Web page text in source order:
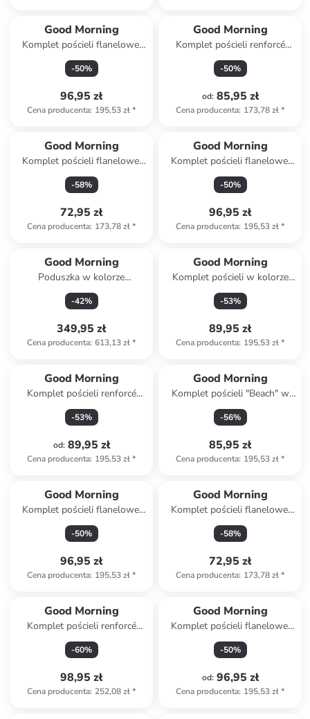
Good Morning
Komplet pościeli flanelowej
"Ted" w kolorze biało-
zielonym
-50%
96,95 zł
Cena producenta: 195,53 zł*
Good Morning
Komplet pościeli renforcé
"Antibes" w kolorze biało-
błękitnym
-50%
od: 85,95 zł
Cena producenta: 173,78 zł*
Good Morning
Komplet pościeli flanelowej
"Kiran" w kolorze
jasnoróżowo-jasnobrązowym
-58%
72,95 zł
Cena producenta: 173,78 zł*
Good Morning
Komplet pościeli flanelowej
"Idun" w kolorze biało-
jasnoszarym
-50%
96,95 zł
Cena producenta: 195,53 zł*
Good Morning
Poduszka w kolorze
kremowym
-42%
349,95 zł
Cena producenta: 613,13 zł*
Good Morning
Komplet pościeli w kolorze
biało-czarnym
-53%
89,95 zł
Cena producenta: 195,53 zł*
Good Morning
Komplet pościeli renforcé
"Coco" w kolorze biało-
jasnobrązowo-kremowym
-53%
od: 89,95 zł
Cena producenta: 195,53 zł*
Good Morning
Komplet pościeli "Beach" w
kolorze błękitno-beżowym
-56%
85,95 zł
Cena producenta: 195,53 zł*
Good Morning
Komplet pościeli flanelowej
"Toss" w kolorze biało-
błękitnym
-50%
96,95 zł
Cena producenta: 195,53 zł*
Good Morning
Komplet pościeli flanelowej
"Barro" w kolorze beżowym
-58%
72,95 zł
Cena producenta: 173,78 zł*
Good Morning
Komplet pościeli renforcé
"Vesper" w kolorze kremowo-
szarym
-60%
98,95 zł
Cena producenta: 252,08 zł*
Good Morning
Komplet pościeli flanelowej
"Barro" w kolorze beżowym
-50%
od: 96,95 zł
Cena producenta: 195,53 zł*